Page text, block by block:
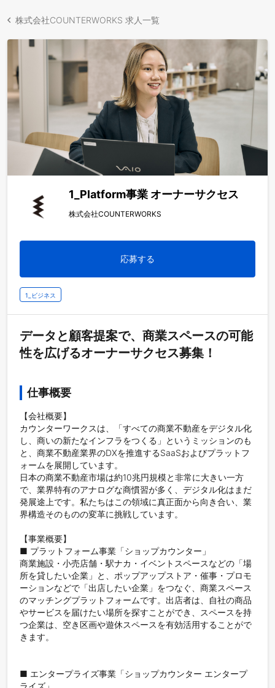
株式会社COUNTERWORKS 求人一覧
1_Platform事業 オーナーサクセス
株式会社COUNTERWORKS
応募する
1_ビジネス
データと顧客提案で、商業スペースの可能
性を広げるオーナーサクセス募集！
仕事概要
【会社概要】
カウンターワークスは、「すべての商業不動産をデジタル化
し、商いの新たなインフラをつくる」というミッションのも
と、商業不動産業界のDXを推進するSaaSおよびプラットフ
ォームを展開しています。
日本の商業不動産市場は約10兆円規模と非常に大きい一方
で、業界特有のアナログな商慣習が多く、デジタル化はまだ
発展途上です。私たちはこの領域に真正面から向き合い、業
界構造そのものの変革に挑戦しています。
【事業概要】
■ プラットフォーム事業「ショップカウンター」
商業施設・小売店舗・駅ナカ・イベントスペースなどの「場
所を貸したい企業」と、ポップアップストア・催事・プロモ
ーションなどで「出店したい企業」をつなぐ、商業スペース
のマッチングプラットフォームです。出店者は、自社の商品
やサービスを届けたい場所を探すことができ、スペースを持
つ企業は、空き区画や遊休スペースを有効活用することがで
きます。
■ エンタープライズ事業「ショップカウンター エンタープ
ライズ」